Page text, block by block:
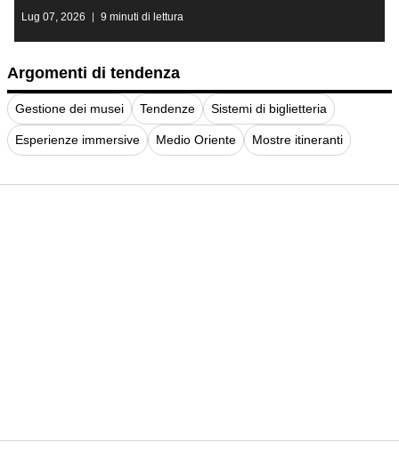
Lug 07, 2026 9 minuti di lettura
Argomenti di tendenza
Gestione dei musei Tendenze Sistemi di biglietteria
Esperienze immersive Medio Oriente Mostre itineranti